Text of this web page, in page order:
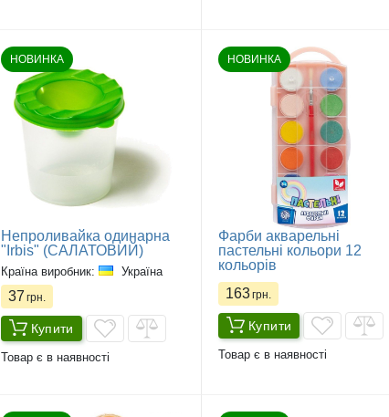
НОВИНКА
Непроливайка одинарна
"Irbis" (САЛАТОВИЙ)
Країна виробник: Україна
37 грн.
Купити
Товар є в наявності
НОВИНКА
Фарби акварельні
пастельні кольори 12
кольорів
163грн.
Купити
Товар є в наявності